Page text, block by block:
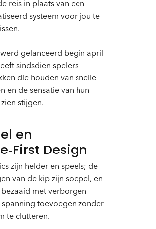
reis in plaats van een
systeem voor jou te
gelanceerd begin april
sindsdien spelers
die houden van snelle
en de sensatie van hun
stijgen.
en
Design
zijn helder en speels; de
van de kip zijn soepel, en
bezaaid met verborgen
spanning toevoegen zonder
te clutteren.